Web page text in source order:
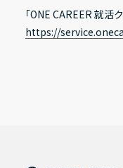
「ONE CAREER 就活
https://